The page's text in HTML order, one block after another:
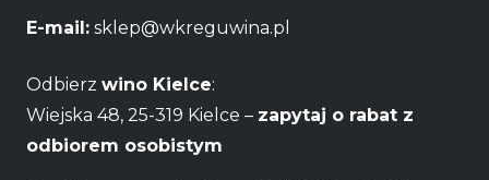
E-mail: sklep@wkreguwina.pl
Odbierz wino Kielce:
Wiejska 48, 25-319 Kielce – zapytaj o rabat z
odbiorem osobistym